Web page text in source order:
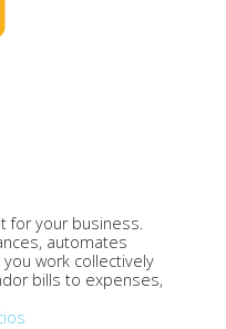
for your business.
automates
work collectively
bills to expenses,